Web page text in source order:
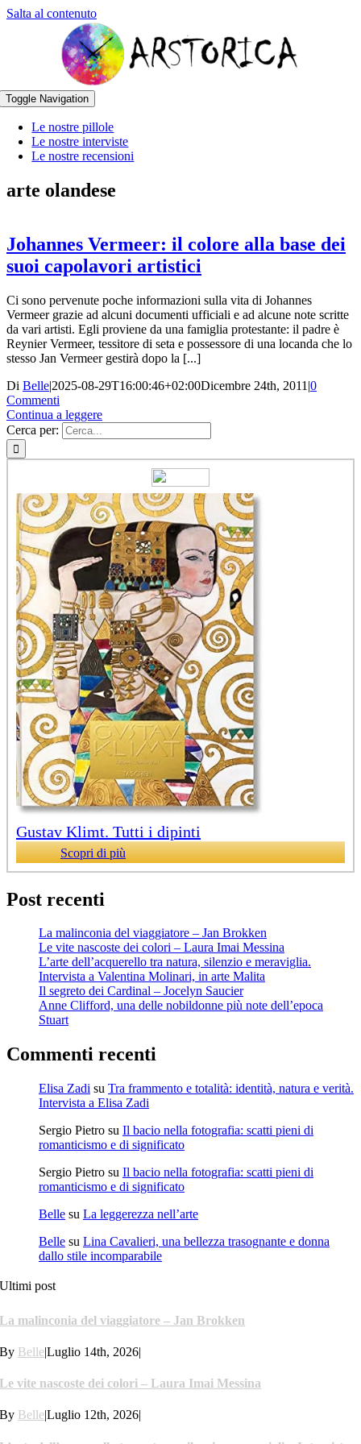
Salta al contenuto
Toggle Navigation
Le nostre pillole
Le nostre interviste
Le nostre recensioni
arte olandese
Johannes Vermeer: il colore alla base dei
suoi capolavori artistici
Ci sono pervenute poche informazioni sulla vita di Johannes
Vermeer grazie ad alcuni documenti ufficiali e ad alcune note scritte
da vari artisti. Egli proviene da una famiglia protestante: il padre è
Reynier Vermeer, tessitore di seta e possessore di una locanda che lo
stesso Jan Vermeer gestirà dopo la [...]
Di Belle|2025-08-29T16:00:46+02:00Dicembre 24th, 2011 |0
Commenti
Continua a leggere
Cerca per:
Gustav Klimt. Tutti i dipinti
Scopri di più
Post recenti
La malinconia del viaggiatore – Jan Brokken
Le vite nascoste dei colori – Laura Imai Messina
L’arte dell’acquerello tra natura, silenzio e meraviglia.
Intervista a Valentina Molinari, in arte Malita
Il segreto dei Cardinal – Jocelyn Saucier
Anne Clifford, una delle nobildonne più note dell’epoca
Stuart
Commenti recenti
Elisa Zadi su Tra frammento e totalità: identità, natura e verità.
Intervista a Elisa Zadi
Sergio Pietro su Il bacio nella fotografia: scatti pieni di
romanticismo e di significato
Sergio Pietro su Il bacio nella fotografia: scatti pieni di
romanticismo e di significato
Belle su La leggerezza nell’arte
Belle su Lina Cavalieri, una bellezza trasognante e donna
dallo stile incomparabile
Ultimi post
La malinconia del viaggiatore – Jan Brokken
By Belle|Luglio 14th, 2026|
Le vite nascoste dei colori – Laura Imai Messina
By Belle|Luglio 12th, 2026|